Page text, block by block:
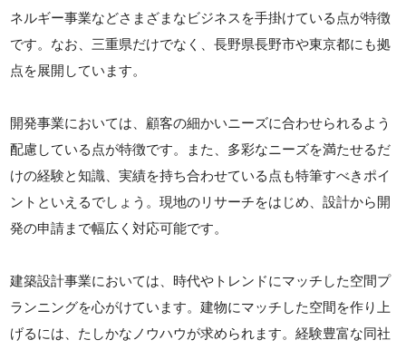
ネルギー事業などさまざまなビジネスを手掛けている点が特徴
です。なお、三重県だけでなく、長野県長野市や東京都にも拠
点を展開しています。
開発事業においては、顧客の細かいニーズに合わせられるよう
配慮している点が特徴です。また、多彩なニーズを満たせるだ
けの経験と知識、実績を持ち合わせている点も特筆すべきポイ
ントといえるでしょう。現地のリサーチをはじめ、設計から開
発の申請まで幅広く対応可能です。
建築設計事業においては、時代やトレンドにマッチした空間プ
ランニングを心がけています。建物にマッチした空間を作り上
げるには、たしかなノウハウが求められます。経験豊富な同社